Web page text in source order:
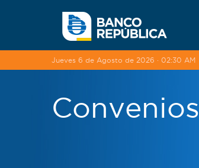
Jueves 6 de Agosto de 2026 · 02:30 AM
Convenios